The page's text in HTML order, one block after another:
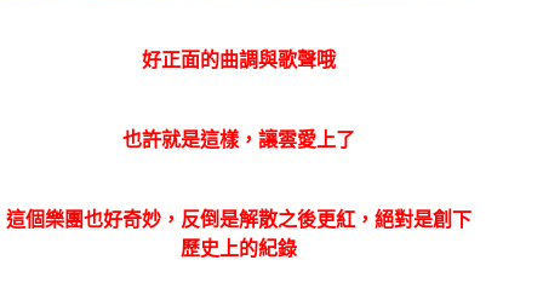
好正面的曲調與歌聲哦
也許就是這樣，讓雲愛上了
這個樂團也好奇妙，反倒是解散之後更紅，絕對是創下
歷史上的紀錄